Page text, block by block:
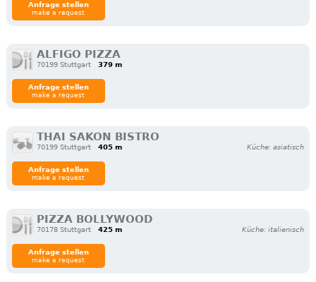
Anfrage stellen
make a request
ALFIGO PIZZA
70199 Stuttgart 379 m
Anfrage stellen
make a request
THAI SAKON BISTRO
70199 Stuttgart 405 m Küche: asiatisch
Anfrage stellen
make a request
PIZZA BOLLYWOOD
70178 Stuttgart 425 m Küche: italienisch
Anfrage stellen
make a request